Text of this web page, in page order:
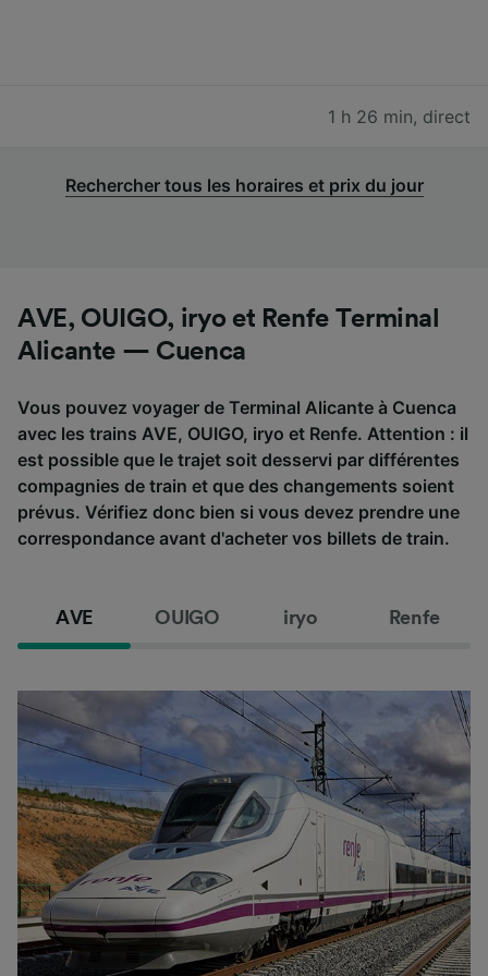
1 h 26 min, direct
Rechercher tous les horaires et prix du jour
AVE, OUIGO, iryo et Renfe Terminal
Alicante — Cuenca
Vous pouvez voyager de Terminal Alicante à Cuenca
avec les trains AVE, OUIGO, iryo et Renfe. Attention : il
est possible que le trajet soit desservi par différentes
compagnies de train et que des changements soient
prévus. Vérifiez donc bien si vous devez prendre une
correspondance avant d'acheter vos billets de train.
AVE OUIGO iryo Renfe